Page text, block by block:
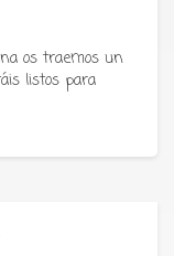
os traemos un
listos para